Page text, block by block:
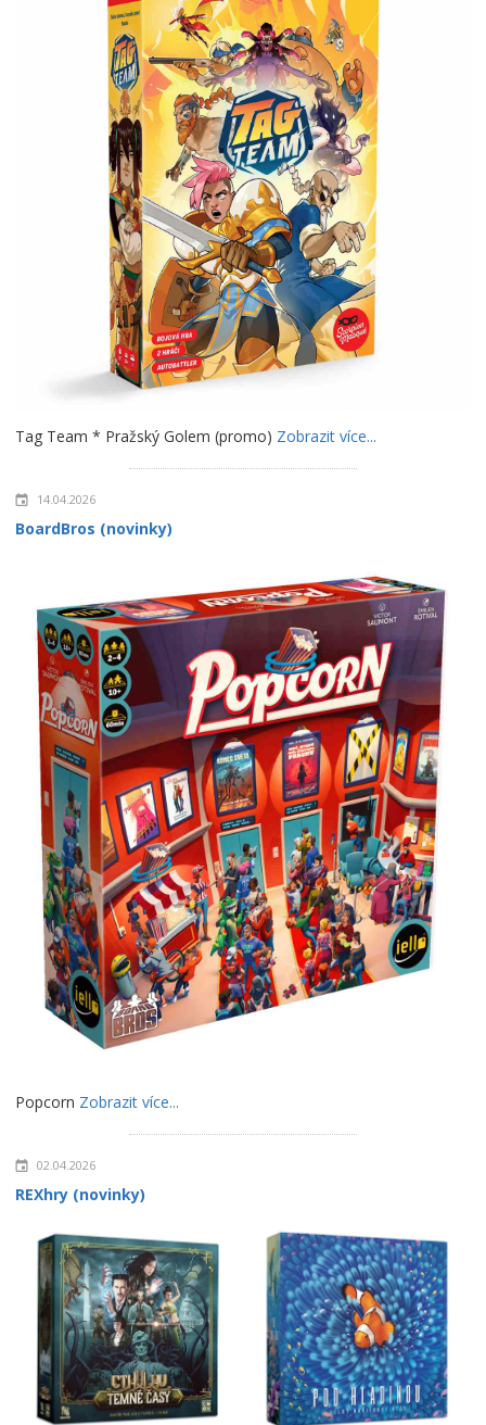
Tag Team * Pražský Golem (promo) Zobrazit více...
14.04.2026
BoardBros (novinky)
Popcorn Zobrazit více...
02.04.2026
REXhry (novinky)